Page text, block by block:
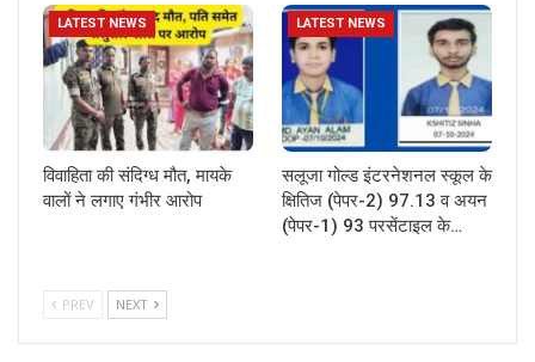
LATEST NEWS
विवाहिता की संदिग्ध मौत, मायके
वालों ने लगाए गंभीर आरोप
LATEST NEWS
सलूजा गोल्ड इंटरनेशनल स्कूल के
क्षितिज (पेपर-2) 97.13 व अयन
(पेपर-1) 93 परसेंटाइल के…
PREV NEXT